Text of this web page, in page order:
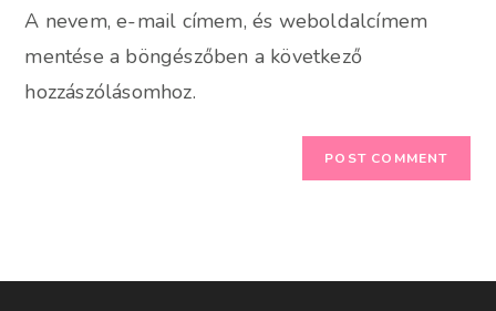
(optional)
A nevem, e-mail címem, és weboldalcímem
mentése a böngészőben a következő
hozzászólásomhoz.